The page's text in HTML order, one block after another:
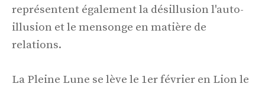
représentent également la désillusion l'auto-
illusion et le mensonge en matière de
relations.
La Pleine Lune se lève le 1er février en Lion le